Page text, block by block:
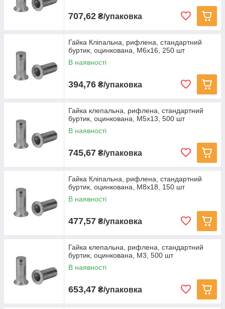
707,62 ₴/упаковка
Гайка Кліпальна, рифлена, стандартний
буртик, оцинкована, M6x16, 250 шт
В наявності
394,76 ₴/упаковка
Гайка клепальна, рифлена, стандартний
буртик, оцинкована, M5x13, 500 шт
В наявності
745,67 ₴/упаковка
Гайка Кліпальна, рифлена, стандартний
буртик, оцинкована, M8x18, 150 шт
В наявності
477,57 ₴/упаковка
Гайка клепальна, рифлена, стандартний
буртик, оцинкована, M3, 500 шт
В наявності
653,47 ₴/упаковка